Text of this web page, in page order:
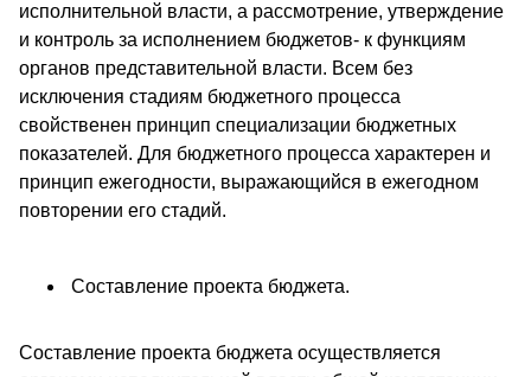
исполнительной власти, а рассмотрение, утверждение
и контроль за исполнением бюджетов- к функциям
органов представительной власти. Всем без
исключения стадиям бюджетного процесса
свойственен принцип специализации бюджетных
показателей. Для бюджетного процесса характерен и
принцип ежегодности, выражающийся в ежегодном
повторении его стадий.
Составление проекта бюджета.
Составление проекта бюджета осуществляется